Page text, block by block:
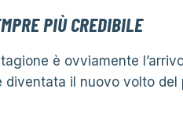
PIÙ CREDIBILE
è ovviamente
diventata il nuovo volto del